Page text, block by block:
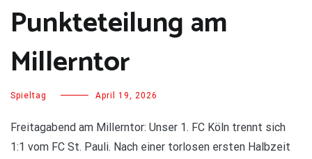
Punkteteilung am
Millerntor
Spieltag April 19, 2026
Freitagabend am Millerntor: Unser 1. FC Köln trennt sich
1:1 vom FC St. Pauli. Nach einer torlosen ersten Halbzeit